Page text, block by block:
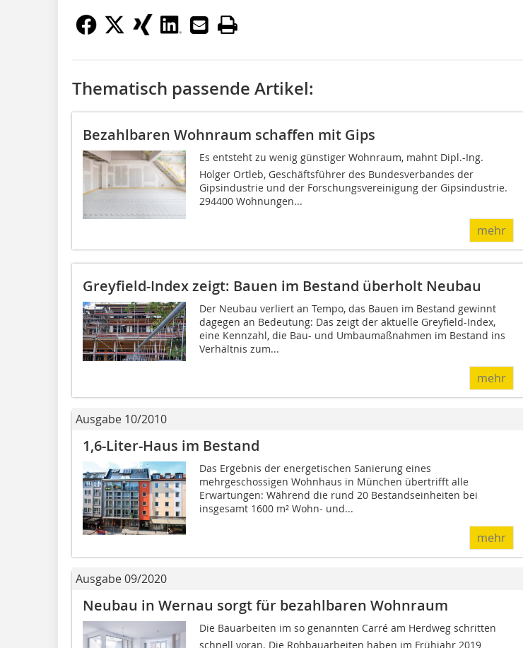
Thematisch passende Artikel:
Bezahlbaren Wohnraum schaffen mit Gips
Es entsteht zu wenig günstiger Wohnraum, mahnt Dipl.-Ing.
Holger Ortleb, Geschäftsführer des Bundesverbandes der
Gipsindustrie und der Forschungsvereinigung der Gipsindustrie.
294400 Wohnungen...
mehr
Greyfield-Index zeigt: Bauen im Bestand überholt Neubau
Der Neubau verliert an Tempo, das Bauen im Bestand gewinnt
dagegen an Bedeutung: Das zeigt der aktuelle Greyfield-Index,
eine Kennzahl, die Bau- und Umbaumaßnahmen im Bestand ins
Verhältnis zum...
mehr
Ausgabe 10/2010
1,6-Liter-Haus im Bestand
Das Ergebnis der energetischen Sanierung eines
mehrgeschossigen Wohnhaus in München übertrifft alle
Erwartungen: Während die rund 20 Bestandseinheiten bei
insgesamt 1600 m² Wohn- und...
mehr
Ausgabe 09/2020
Neubau in Wernau sorgt für bezahlbaren Wohnraum
Die Bauarbeiten im so genannten Carré am Herdweg schritten
schnell voran. Die Rohbauarbeiten haben im Frühjahr 2019